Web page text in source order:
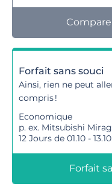
Forfait sans souci
Ainsi, rien ne peut
compris !
Economique
p. ex. Mitsubishi
12 Jours de 01.10 -
Forfait